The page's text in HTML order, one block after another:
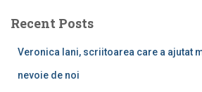
h
Recent Posts
Veronica Iani, scriitoarea care a ajutat
nevoie de noi